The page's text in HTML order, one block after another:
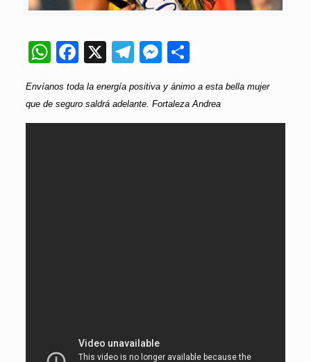
WhatsApp
Facebook
X Telegram
Messenger
Envíanos toda la energía positiva y ánimo a esta bella mujer
que de seguro saldrá adelante. Fortaleza Andrea